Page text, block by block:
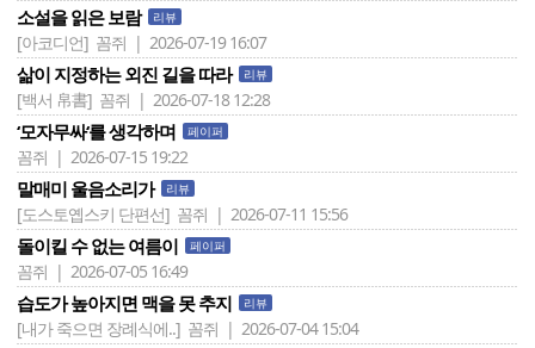
소설을 읽은 보람 리뷰
[아코디언] 꼼쥐 | 2026-07-19 16:07
삶이 지정하는 외진 길을 따라 리뷰
[백서 帛書] 꼼쥐 | 2026-07-18 12:28
‘모자무싸‘를 생각하며 페이퍼
꼼쥐 | 2026-07-15 19:22
말매미 울음소리가 리뷰
[도스토옙스키 단편선] 꼼쥐 | 2026-07-11 15:56
돌이킬 수 없는 여름이 페이퍼
꼼쥐 | 2026-07-05 16:49
습도가 높아지면 맥을 못 추지 리뷰
[내가 죽으면 장례식에..] 꼼쥐 | 2026-07-04 15:04